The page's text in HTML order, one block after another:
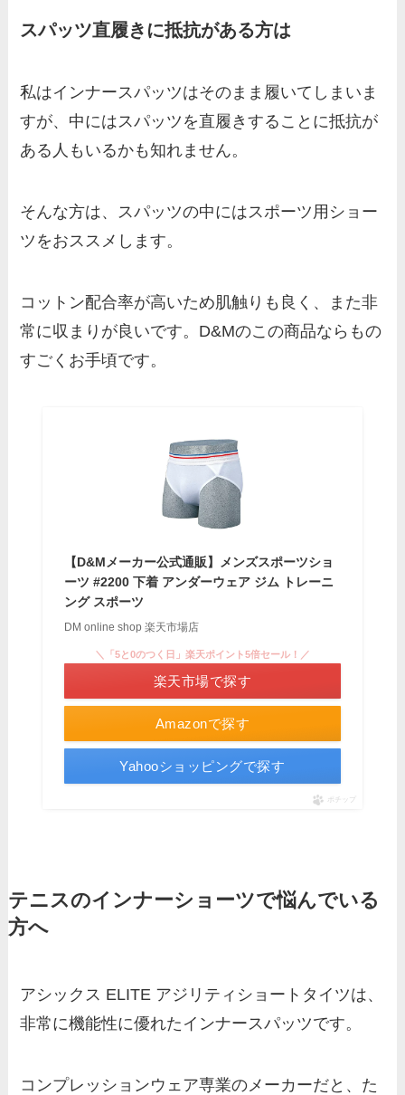
スパッツ直履きに抵抗がある方は
私はインナースパッツはそのまま履いてしまいま
すが、中にはスパッツを直履きすることに抵抗が
ある人もいるかも知れません。
そんな方は、スパッツの中にはスポーツ用ショー
ツをおススメします。
コットン配合率が高いため肌触りも良く、また非
常に収まりが良いです。D&Mのこの商品ならもの
すごくお手頃です。
【D&Mメーカー公式通販】メンズスポーツショ
ーツ #2200 下着 アンダーウェア ジム トレーニ
ング スポーツ
DM online shop 楽天市場店
Amazonで探す
＼「5と0のつく日」楽天ポイント5倍セール！／
楽天市場で探す
Yahooショッピングで探す
ポチップ
テニスのインナーショーツで悩んでいる
方へ
アシックス ELITE アジリティショートタイツは、
非常に機能性に優れたインナースパッツです。
コンプレッションウェア専業のメーカーだと、た